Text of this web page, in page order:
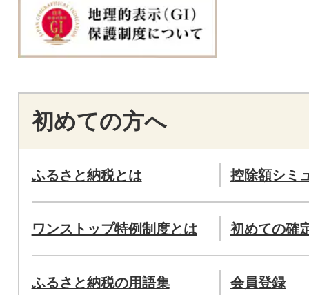
初めての方へ
ふるさと納税とは 控除額シミ
ワンストップ特例制度とは 初めての確
ふるさと納税の用語集 会員登録